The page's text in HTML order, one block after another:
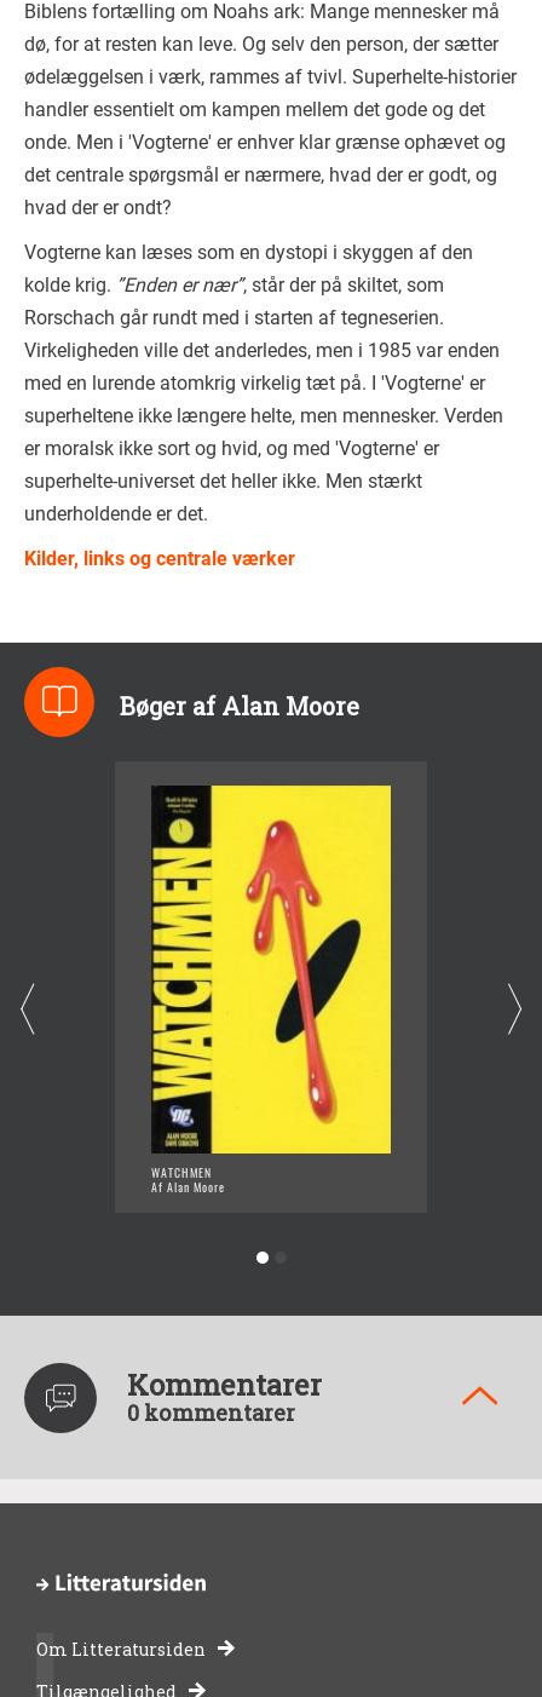
Biblens fortælling om Noahs ark: Mange mennesker må
dø, for at resten kan leve. Og selv den person, der sætter
ødelæggelsen i værk, rammes af tvivl. Superhelte-historier
handler essentielt om kampen mellem det gode og det
onde. Men i 'Vogterne' er enhver klar grænse ophævet og
det centrale spørgsmål er nærmere, hvad der er godt, og
hvad der er ondt?
Vogterne kan læses som en dystopi i skyggen af den
kolde krig. ”Enden er nær”, står der på skiltet, som
Rorschach går rundt med i starten af tegneserien.
Virkeligheden ville det anderledes, men i 1985 var enden
med en lurende atomkrig virkelig tæt på. I 'Vogterne' er
superheltene ikke længere helte, men mennesker. Verden
er moralsk ikke sort og hvid, og med 'Vogterne' er
superhelte-universet det heller ikke. Men stærkt
underholdende er det.
Kilder, links og centrale værker
Bøger af Alan Moore
WATCHMEN
Af Alan Moore
Kommentarer
0 kommentarer
-
Om Litteratursiden
Tilgængelighed